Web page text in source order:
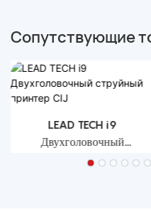
Сопутствующие
LEAD TECH i9
Двухголовочный
струйный принтер CIJ